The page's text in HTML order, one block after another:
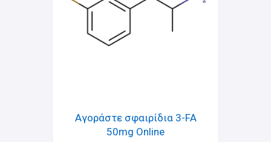
Αγοράστε σφαιρίδια 3-FA
50mg Online